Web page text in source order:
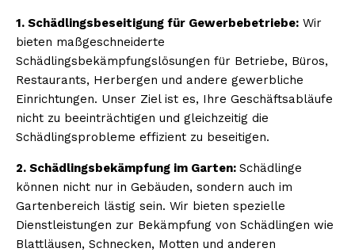
1. Schädlingsbeseitigung für Gewerbebetriebe: Wir
bieten maßgeschneiderte
Schädlingsbekämpfungslösungen für Betriebe, Büros,
Restaurants, Herbergen und andere gewerbliche
Einrichtungen. Unser Ziel ist es, Ihre Geschäftsabläufe
nicht zu beeinträchtigen und gleichzeitig die
Schädlingsprobleme effizient zu beseitigen.
2. Schädlingsbekämpfung im Garten: Schädlinge
können nicht nur in Gebäuden, sondern auch im
Gartenbereich lästig sein. Wir bieten spezielle
Dienstleistungen zur Bekämpfung von Schädlingen wie
Blattläusen, Schnecken, Motten und anderen